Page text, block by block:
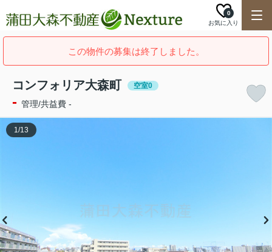
お気に入り
0
この物件の募集は終了しました。
コンフォリア大森町 空室0
- 管理/共益費 -
1/13